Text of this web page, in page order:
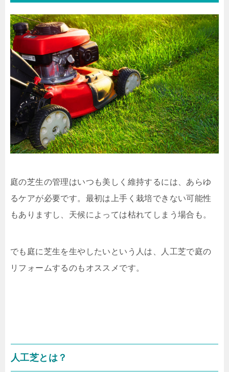
庭の芝生の管理はいつも美しく維持するには、あらゆ
るケアが必要です。最初は上手く栽培できない可能性
もありますし、天候によっては枯れてしまう場合も。
でも庭に芝生を生やしたいという人は、人工芝で庭の
リフォームするのもオススメです。
人工芝とは？